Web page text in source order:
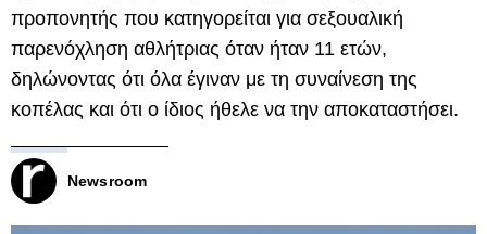
προπονητής που κατηγορείται για σεξουαλική
παρενόχληση αθλήτριας όταν ήταν 11 ετών,
δηλώνοντας ότι όλα έγιναν με τη συναίνεση της
κοπέλας και ότι ο ίδιος ήθελε να την αποκαταστήσει.
Newsroom